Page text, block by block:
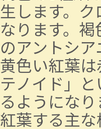
生します。
なります。
のアントシ
黄色い紅葉
テノイド」
るようになり
紅葉する主